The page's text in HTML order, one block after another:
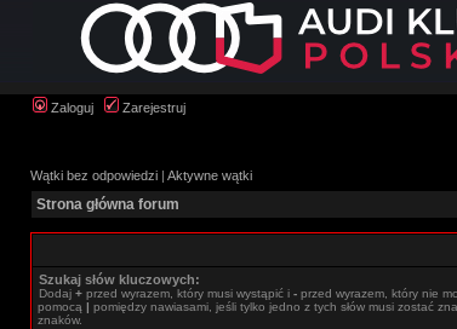
Zaloguj Zarejestruj
Wątki bez odpowiedzi | Aktywne wątki
Strona główna forum
Szukaj słów kluczowych:
Dodaj + przed wyrazem, który musi wystąpić i - przed wyrazem, który nie
pomocą | pomiędzy nawiasami, jeśli tylko jedno z tych słów musi zostać
znaków.